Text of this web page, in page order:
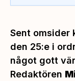
Sent omsider
den 25:e i
något gott
Redaktören